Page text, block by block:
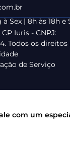
Sex | 8h às 18h e
Iuris - CNPJ:
Todos os direitos
de Serviço
com um